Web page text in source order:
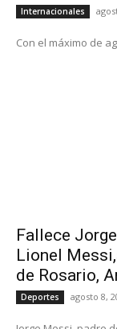
Internacionales
Con el máximo de
Fallece
Lionel
de Rosario,
Deportes agosto 8,